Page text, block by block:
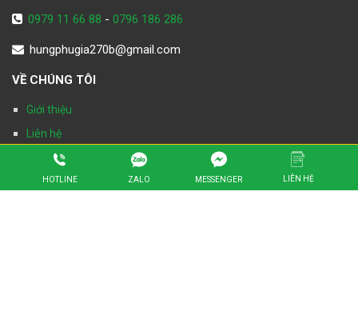
0979 11 66 88 - 0796 186 286
hungphugia270b@gmail.com
VỀ CHÚNG TÔI
Giới thiệu
Liên hệ
Hoạt động
Tuyển Dụng
HOTLINE ZALO MESSENGER LIÊN HỆ